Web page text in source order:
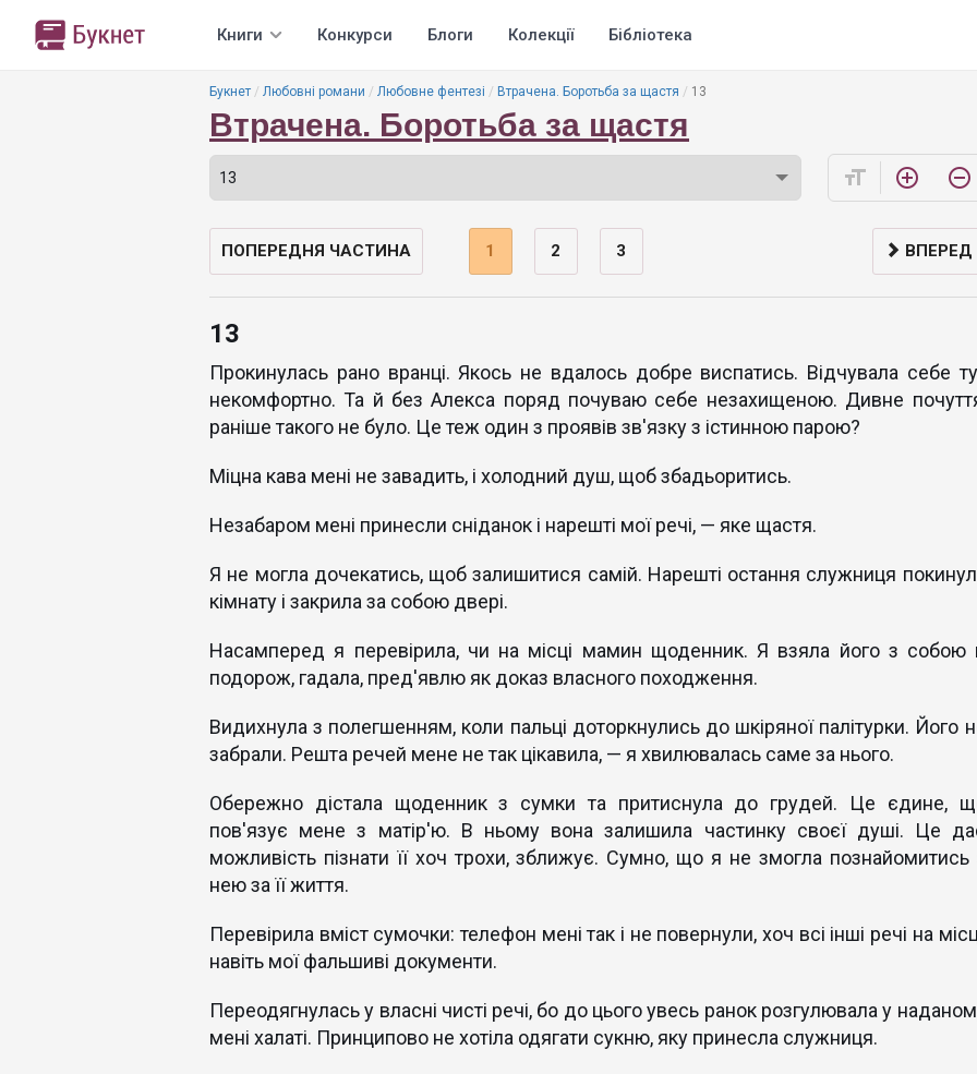
Книги Конкурси Блоги Колекції Бібліотека
Букнет Любовні романи Любовне фентезі Втрачена. Боротьба за щастя 13
Втрачена. Боротьба за щастя
format_size add_circle_outline remove_circle_outline
ПОПЕРЕДНЯ ЧАСТИНА 1 2 3 ВПЕРЕД
13
Прокинулась рано вранці. Якось не вдалось добре виспатись. Відчувала себе
некомфортно. Та й без Алекса поряд почуваю себе незахищеною. Дивне
раніше такого не було. Це теж один з проявів зв'язку з істинною парою?
Міцна кава мені не завадить, і холодний душ, щоб збадьоритись.
Незабаром мені принесли сніданок і нарешті мої речі, — яке щастя.
Я не могла дочекатись, щоб залишитися самій. Нарешті остання служниця
кімнату і закрила за собою двері.
Насамперед я перевірила, чи на місці мамин щоденник. Я взяла його з собою
подорож, гадала, пред'явлю як доказ власного походження.
Видихнула з полегшенням, коли пальці доторкнулись до шкіряної палітурки. Його
забрали. Решта речей мене не так цікавила, — я хвилювалась саме за нього.
Обережно дістала щоденник з сумки та притиснула до грудей. Це єдине,
пов'язує мене з матір'ю. В ньому вона залишила частинку своєї душі. Це
можливість пізнати її хоч трохи, зближує. Сумно, що я не змогла познайомитись
нею за її життя.
Перевірила вміст сумочки: телефон мені так і не повернули, хоч всі інші речі на
навіть мої фальшиві документи.
Переодягнулась у власні чисті речі, бо до цього увесь ранок розгулювала у
мені халаті. Принципово не хотіла одягати сукню, яку принесла служниця.